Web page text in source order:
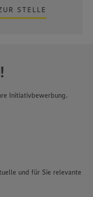
STELLE
Initiativbewerbung.
und für Sie relevante